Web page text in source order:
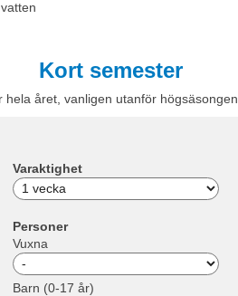
Kort semester
året, vanligen utanför högsäsongen.
Varaktighet
Personer
Vuxna
Barn (0-17 år)